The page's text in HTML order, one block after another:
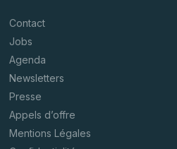
Contact
Jobs
Agenda
Newsletters
Presse
Appels d’offre
Mentions Légales